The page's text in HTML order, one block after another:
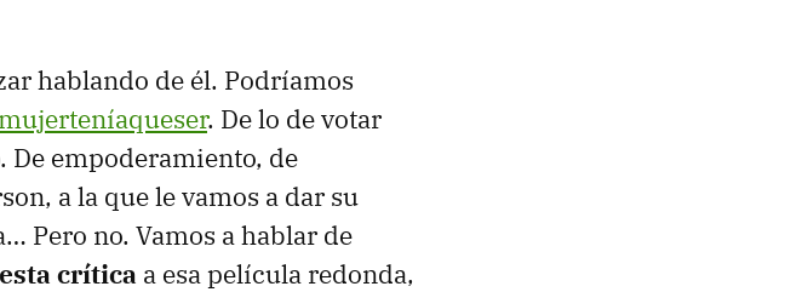
hablando de él. Podríamos
. De lo de votar
De empoderamiento, de
a la que le vamos a dar su
Pero no. Vamos a hablar de
crítica a esa película redonda,